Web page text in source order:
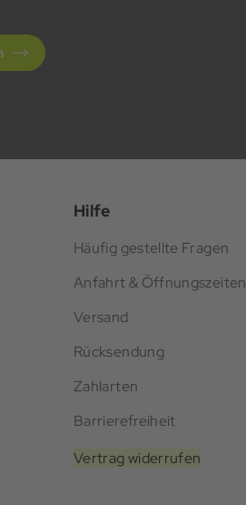
Hilfe
Häufig gestellte Fragen
Anfahrt & Öffnungszeiten
Versand
Rücksendung
Zahlarten
Barrierefreiheit
Vertrag widerrufen